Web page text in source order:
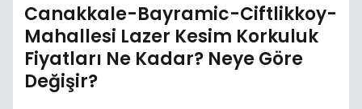
Canakkale-Bayramic-Ciftlikkoy-
Mahallesi Lazer Kesim Korkuluk
Fiyatları Ne Kadar? Neye Göre
Değişir?